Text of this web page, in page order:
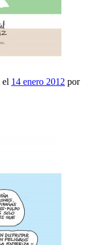
el 14 enero 2012 por